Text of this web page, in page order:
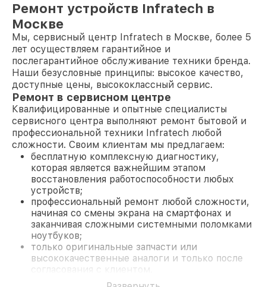
Ремонт устройств Infratech в
Москве
Мы, сервисный центр Infratech в Москве, более 5
лет осуществляем гарантийное и
послегарантийное обслуживание техники бренда.
Наши безусловные принципы: высокое качество,
доступные цены, высококлассный сервис.
Ремонт в сервисном центре
Квалифицированные и опытные специалисты
сервисного центра выполняют ремонт бытовой и
профессиональной техники Infratech любой
сложности. Своим клиентам мы предлагаем:
бесплатную комплексную диагностику,
которая является важнейшим этапом
восстановления работоспособности любых
устройств;
профессиональный ремонт любой сложности,
начиная со смены экрана на смартфонах и
заканчивая сложными системными поломками
ноутбуков;
только оригинальные запчасти или
высококачественные аналоги и только после
согласования с клиентом.
На все работы и замененные комплектующие